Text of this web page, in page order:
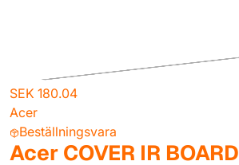
SEK 180.04
Acer
Beställningsvara
Acer COVER IR BOARD